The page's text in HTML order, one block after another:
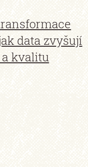
data zvyšují
kvalitu